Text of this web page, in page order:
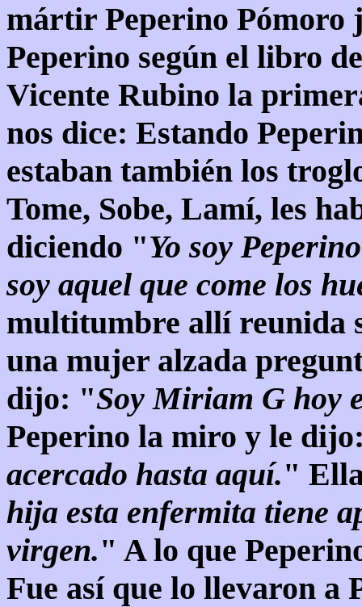
mártir Peperino Pómoro
Peperino según el libro
Vicente Rubino la
nos dice: Estando
estaban también los
Tome, Sobe, Lamí, les
diciendo "Yo soy
soy aquel que come los
multitumbre allí reunida
una mujer alzada
dijo: "Soy Miriam G hoy
Peperino la miro y le
acercado hasta aquí."
hija esta enfermita tiene
virgen." A lo que
Fue así que lo llevaron a